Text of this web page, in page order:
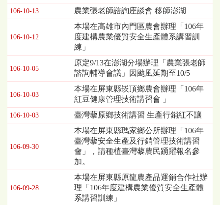
表，
欄
依
為：
發
期、
標
題
106-10-13 農業張老師諮詢座談會 移師澎湖
106-10-12
本場在高雄市內門區農會辦理「106年
度建構農業優質安全生產體系講習訓
練」
106-10-05
原定9/13在澎湖分場辦理「農業張老師
諮詢輔導會議」因颱風延期至10/5
106-10-03
本場在屏東縣崁頂鄉農會辦理「106年
紅豆健康管理技術講習會 」
106-10-03 臺灣藜原鄉技術講習 生產行銷紅不讓
106-09-30
本場在屏東縣瑪家鄉公所辦理「106年
臺灣藜安全生產及行銷管理技術講習
會」，請種植臺灣藜農民踴躍報名參
加。
106-09-28
本場在屏東縣原龍農產品運銷合作社辦
理「106年度建構農業優質安全生產體
系講習訓練」